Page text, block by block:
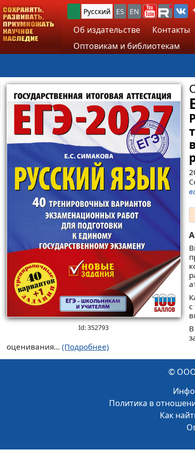
Русский ES EN
Об издательстве
Контакты
Оптовикам и библиотекам
Id: 352793
с
оценивания... (Подробнее)
© ООО
Политика в
Как